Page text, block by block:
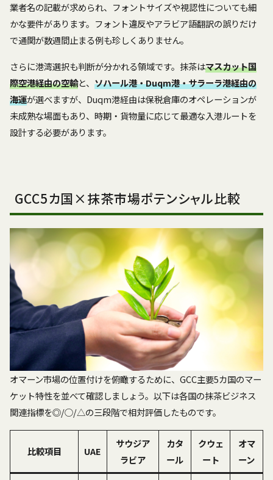
業者名の記載が求められ、フォントサイズや視認性についても細
かな要件があります。フォント違反やアラビア語翻訳の誤りだけ
で通関が数週間止まる例も珍しくありません。
さらに港湾選択も判断が分かれる領域です。抹茶はマスカット国
際空港経由の空輸と、 ソハール港・Duqm港・サラーラ港経由の
海運が選べますが、Duqm港経由は保税倉庫のオペレーションが
未成熟な場面もあり、時期・貨物量に応じて最適な入港ルートを
設計する必要があります。
GCC5カ国×抹茶市場ポテンシャル比較
オマーン市場の位置付けを俯瞰するために、GCC主要5カ国のマー
ケット特性を並べて確認しましょう。以下は各国の抹茶ビジネス
関連指標を◎/○/△の三段階で相対評価したものです。
比較項目 UAE
サウジア
ラビア
カタ
ール
クウェ
ート
オマ
ーン